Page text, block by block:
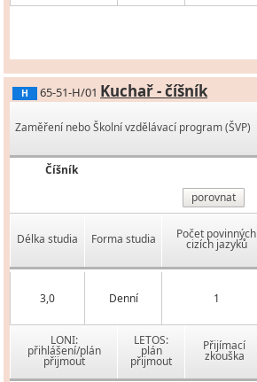
H 65-51-H/01 Kuchař - číšník
Zaměření nebo Školní vzdělávací program (ŠVP)
Číšník
porovnat
Délka studia Forma studia Počet povinných
cizích jazyků
3,0 Denní 1
LONI:
přihlášení/plán
přijmout
LETOS:
plán
přijmout
Přijímací
zkouška